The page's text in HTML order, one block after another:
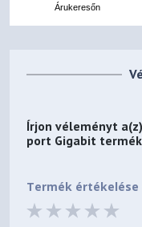
Árukeresőn
Írjon véleményt a(z)
port Gigabit
Termék értékelése